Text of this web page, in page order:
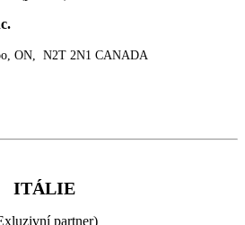
ON, N2T 2N1 CANADA
ITÁLIE
partner)